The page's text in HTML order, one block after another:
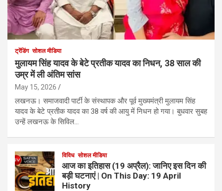
ट्रेंडिंग सोशल मीडिया
मुलायम सिंह यादव के बेटे प्रतीक यादव का निधन, 38 साल की
उम्र में ली अंतिम सांस
May 15, 2026
लखनऊ। समाजवादी पार्टी के संस्थापक और पूर्व मुख्यमंत्री मुलायम सिंह
यादव के बेटे प्रतीक यादव का 38 वर्ष की आयु में निधन हो गया। बुधवार सुबह
उन्हें लखनऊ के सिविल…
विविध सोशल मीडिया
आज का इतिहास (19 अप्रैल): जानिए इस दिन की
बड़ी घटनाएं | On This Day: 19 April
History